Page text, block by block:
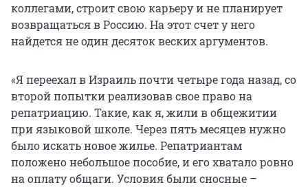
коллегами, строит свою карьеру и не планирует
возвращаться в Россию. На этот счет у него
найдется не один десяток веских аргументов.
«Я переехал в Израиль почти четыре года назад, со
второй попытки реализовав свое право на
репатриацию. Такие, как я, жили в общежитии
при языковой школе. Через пять месяцев нужно
было искать новое жилье. Репатриантам
положено небольшое пособие, и его хватало ровно
на оплату общаги. Условия были сносные –